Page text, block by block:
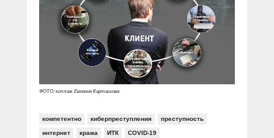
ФОТО: коллаж Евгения Карташова
компетентно киберпреступления преступность
интернет кража ИТК COVID-19